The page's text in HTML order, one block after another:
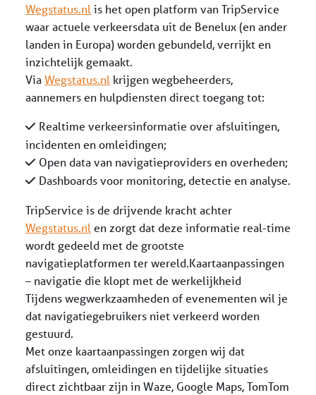
Wegstatus.nl is het open platform van TripService
waar actuele verkeersdata uit de Benelux (en ander
landen in Europa) worden gebundeld, verrijkt en
inzichtelijk gemaakt.
ViaWegstatus.nl krijgen wegbeheerders,
aannemers en hulpdiensten direct toegang tot:
Realtime verkeersinformatie over afsluitingen,
incidenten en omleidingen;
Open data van navigatieproviders en overheden;
Dashboards voor monitoring, detectie en analyse.
TripService is de drijvende kracht achter
Wegstatus.nl en zorgt dat deze informatie real-time
wordt gedeeld met de grootste
navigatieplatformen ter wereld.Kaartaanpassingen
– navigatie die klopt met de werkelijkheid
Tijdens wegwerkzaamheden of evenementen wil je
dat navigatiegebruikers niet verkeerd worden
gestuurd.
Met onze kaartaanpassingen zorgen wij dat
afsluitingen, omleidingen en tijdelijke situaties
direct zichtbaar zijn in Waze, Google Maps, TomTom